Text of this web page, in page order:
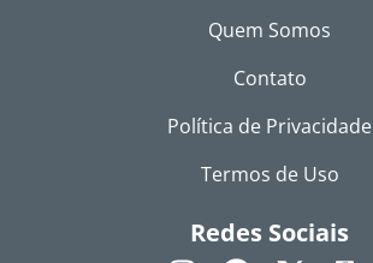
Quem Somos
Contato
Política de Privacidade
Termos de Uso
Redes Sociais